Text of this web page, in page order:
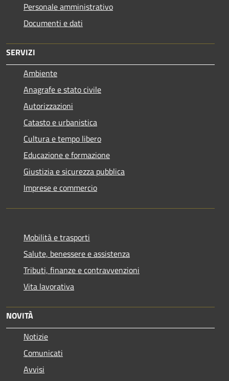
Personale amministrativo
Documenti e dati
SERVIZI
Ambiente
Anagrafe e stato civile
Autorizzazioni
Catasto e urbanistica
Cultura e tempo libero
Educazione e formazione
Giustizia e sicurezza pubblica
Imprese e commercio
Mobilità e trasporti
Salute, benessere e assistenza
Tributi, finanze e contravvenzioni
Vita lavorativa
NOVITÀ
Notizie
Comunicati
Avvisi